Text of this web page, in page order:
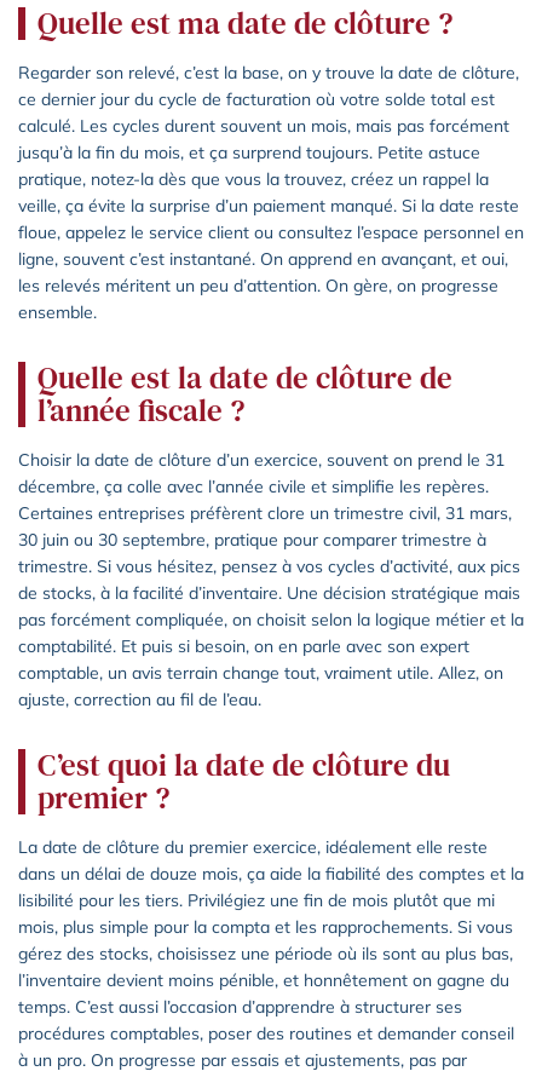
Quelle est ma date de clôture ?
Regarder son relevé, c’est la base, on y trouve la date de clôture,
ce dernier jour du cycle de facturation où votre solde total est
calculé. Les cycles durent souvent un mois, mais pas forcément
jusqu’à la fin du mois, et ça surprend toujours. Petite astuce
pratique, notez-la dès que vous la trouvez, créez un rappel la
veille, ça évite la surprise d’un paiement manqué. Si la date reste
floue, appelez le service client ou consultez l’espace personnel en
ligne, souvent c’est instantané. On apprend en avançant, et oui,
les relevés méritent un peu d’attention. On gère, on progresse
ensemble.
Quelle est la date de clôture de
l’année fiscale ?
Choisir la date de clôture d’un exercice, souvent on prend le 31
décembre, ça colle avec l’année civile et simplifie les repères.
Certaines entreprises préfèrent clore un trimestre civil, 31 mars,
30 juin ou 30 septembre, pratique pour comparer trimestre à
trimestre. Si vous hésitez, pensez à vos cycles d’activité, aux pics
de stocks, à la facilité d’inventaire. Une décision stratégique mais
pas forcément compliquée, on choisit selon la logique métier et la
comptabilité. Et puis si besoin, on en parle avec son expert
comptable, un avis terrain change tout, vraiment utile. Allez, on
ajuste, correction au fil de l’eau.
C’est quoi la date de clôture du
premier ?
La date de clôture du premier exercice, idéalement elle reste
dans un délai de douze mois, ça aide la fiabilité des comptes et la
lisibilité pour les tiers. Privilégiez une fin de mois plutôt que mi
mois, plus simple pour la compta et les rapprochements. Si vous
gérez des stocks, choisissez une période où ils sont au plus bas,
l’inventaire devient moins pénible, et honnêtement on gagne du
temps. C’est aussi l’occasion d’apprendre à structurer ses
procédures comptables, poser des routines et demander conseil
à un pro. On progresse par essais et ajustements, pas par